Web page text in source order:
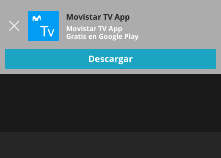
TV EN VIVO
Movistar TV App
Movistar TV App
Gratis en Google Play
Descargar